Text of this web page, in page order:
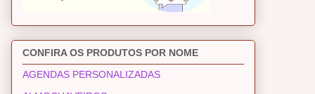
CONFIRA OS PRODUTOS POR NOME
AGENDAS PERSONALIZADAS